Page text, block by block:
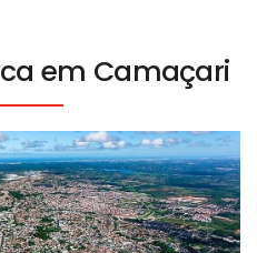
em Camaçari